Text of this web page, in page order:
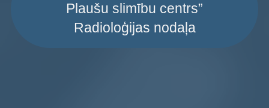
Plaušu slimību centrs”
Radioloģijas nodaļa